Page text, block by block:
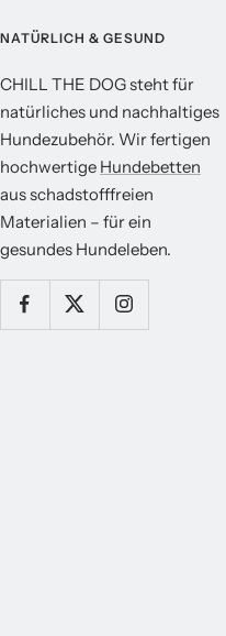
NATÜRLICH & GESUND
CHILL THE DOG steht für
natürliches und nachhaltiges
Hundezubehör. Wir fertigen
hochwertige Hundebetten
aus schadstofffreien
Materialien – für ein
gesundes Hundeleben.